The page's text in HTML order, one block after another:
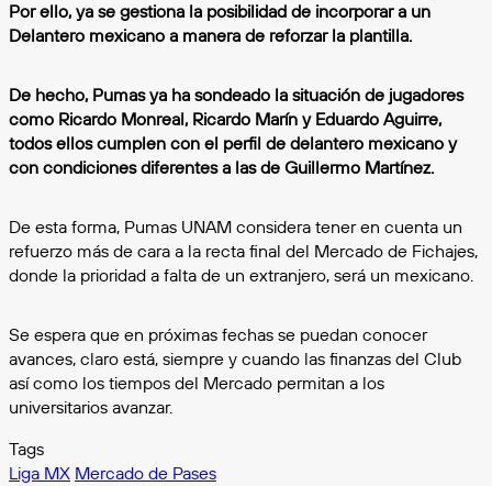
Por ello, ya se gestiona la posibilidad de incorporar a un
Delantero mexicano a manera de reforzar la plantilla.
De hecho, Pumas ya ha sondeado la situación de jugadores
como Ricardo Monreal, Ricardo Marín y Eduardo Aguirre,
todos ellos cumplen con el perfil de delantero mexicano y
con condiciones diferentes a las de Guillermo Martínez.
De esta forma, Pumas UNAM considera tener en cuenta un
refuerzo más de cara a la recta final del Mercado de Fichajes,
donde la prioridad a falta de un extranjero, será un mexicano.
Se espera que en próximas fechas se puedan conocer
avances, claro está, siempre y cuando las finanzas del Club
así como los tiempos del Mercado permitan a los
universitarios avanzar.
Tags
Liga MX Mercado de Pases